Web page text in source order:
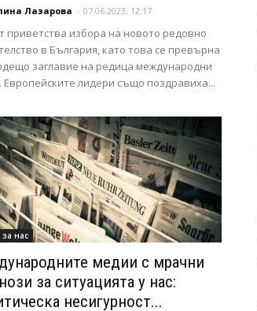
Лазарова - 07.06.2023, 12:17
приветства избора на новото редовно
в България, като това се превърна
заглавие на редица международни
Европейските лидери също поздравиха...
за нас
медии с мрачни
за ситуацията у нас:
несигурност...